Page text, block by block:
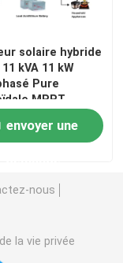
solaire hybride
kVA 11 kW
Pure
MPPT
anti-
amovible
envoyer une
nous
la vie privée